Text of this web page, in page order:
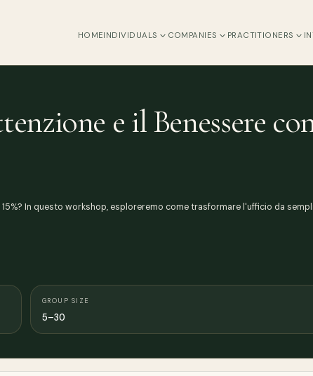
HOMEINDIVIDUALS COMPANIES PRACTITIONERS
e il Benessere
In questo workshop, esploreremo come trasformare l'ufficio da
GROUP SIZE
5–30